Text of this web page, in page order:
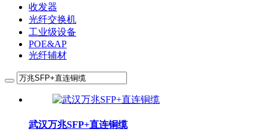
收发器
光纤交换机
工业级设备
POE&AP
光纤辅材
武汉万兆SFP+直连铜缆